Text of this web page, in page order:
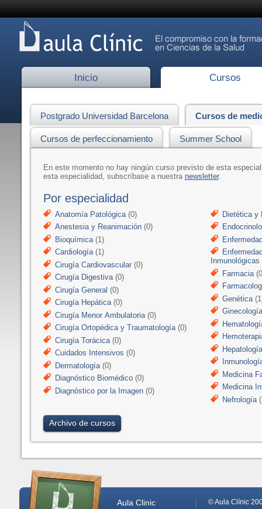
Inicio Cursos
Postgrado Universidad Barcelona Cursos de
Cursos de perfeccionamiento Summer School
En este momento no hay ningún curso previsto de esta
esta especialidad, subscríbase a nuestra newsletter.
Por especialidad
Anatomía Patológica(0)
Anestesia y Reanimación(0)
Bioquímica(1)
Cardiología(1)
Cirugía Cardiovascular(0)
Cirugía Digestiva(0)
Cirugía General (0)
Cirugía Hepática(0)
Cirugía Menor Ambulatoria(0)
Cirugía Ortopédica y Traumatología(0)
Cirugía Torácica(0)
Cuidados Intensivos (0)
Dermatología(0)
Diagnóstico Biomédico(0)
Diagnóstico por la Imagen(0)
Dietética y
Inmunológicas
Farmacia
Genética
Ginecología
Hepatología
Medicina
Medicina
Nefrología
Archivo de cursos
Aula Clinic
© Aula Clínic